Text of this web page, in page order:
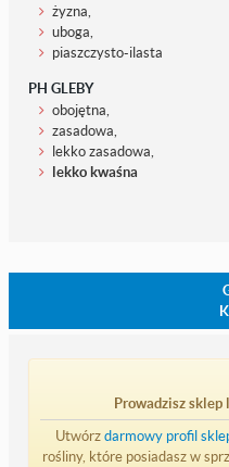
żyzna,
uboga,
piaszczysto-ilasta
PH GLEBY
obojętna,
zasadowa,
lekko zasadowa,
lekko kwaśna
Prowadzisz sklep
Utwórzdarmowy profil
rośliny, które posiadasz w